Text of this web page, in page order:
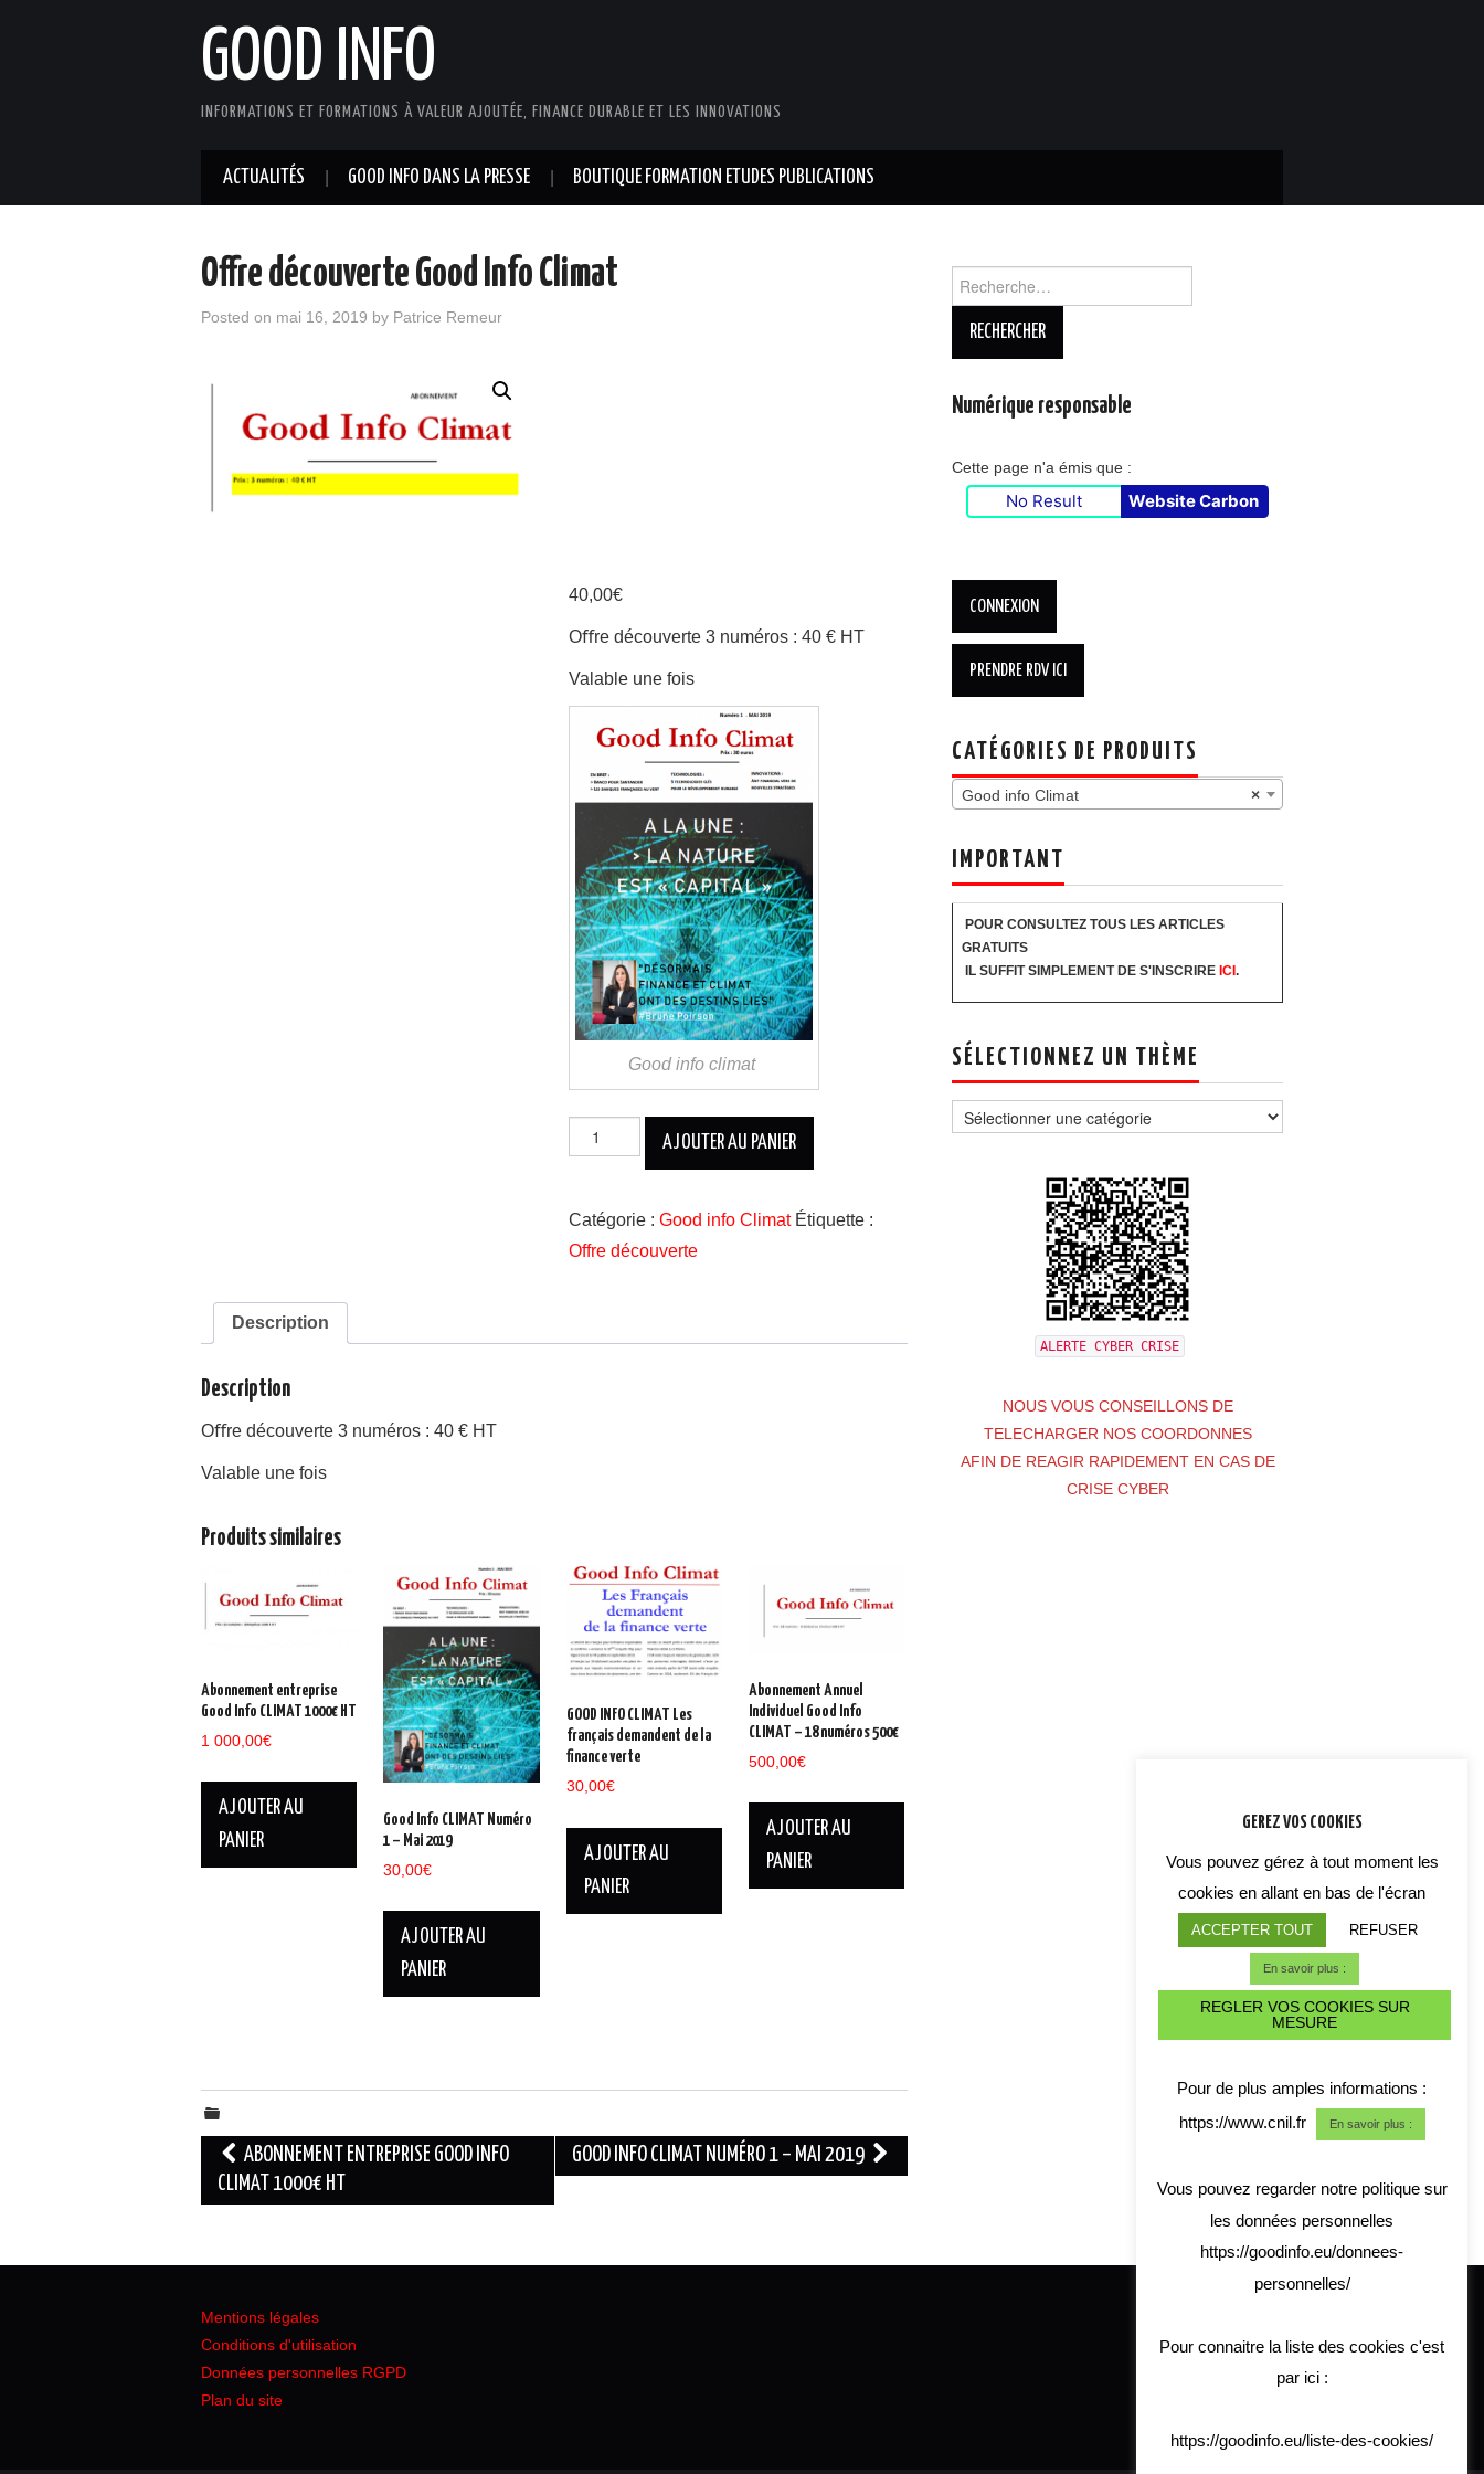
GOOD INFO
INFORMATIONS ET FORMATIONS À VALEUR AJOUTÉE, FINANCE DURABLE ET LES INNOVATIONS
ACTUALITÉS GOOD INFO DANS LA PRESSE BOUTIQUE FORMATION ETUDES PUBLICATIONS
Offre découverte Good Info Climat
Posted on mai 16, 2019 by Patrice Remeur
40,00€
Oﬀre découverte 3 numéros : 40 € HT
Valable une fois
Good info climat
Good
Climat
AJOUTER AU PANIER
Catégorie : Good info Climat Étiquette :
Offre découverte
Description
Description
Oﬀre découverte 3 numéros : 40 € HT
Valable une fois
Produits similaires
Abonnement entreprise
Good Info CLIMAT 1000€ HT
1 000,00€
AJOUTER AU
PANIER
Good Info CLIMAT Numéro
1 – Mai 2019
30,00€
AJOUTER AU
PANIER
GOOD INFO CLIMAT Les
français demandent de la
finance verte
30,00€
AJOUTER AU
PANIER
Abonnement Annuel
Individuel Good Info
CLIMAT – 18 numéros 500€
500,00€
AJOUTER AU
PANIER
Navigation
des
ABONNEMENT ENTREPRISE GOOD INFO
CLIMAT 1000€ HT
GOOD INFO CLIMAT NUMÉRO 1 – MAI 2019
Numérique responsable
Cette page n'a émis que :
No Result Website Carbon
CATÉGORIES DE PRODUITS
×
Good info Climat
IMPORTANT
POUR CONSULTEZ TOUS LES ARTICLES
GRATUITS
IL SUFFIT SIMPLEMENT DE S'INSCRIRE ICI .
SÉLECTIONNEZ UN THÈME
un
thème
ALERTE CYBER CRISE
NOUS VOUS CONSEILLONS DE
TELECHARGER NOS COORDONNES
AFIN DE REAGIR RAPIDEMENT EN CAS DE
CRISE CYBER
Mentions légales
Conditions d'utilisation
Données personnelles RGPD
Plan du site
GEREZ VOS COOKIES
Vous pouvez gérez à tout moment les
cookies en allant en bas de l'écran
ACCEPTER TOUT REFUSER
En savoir plus :
REGLER VOS COOKIES SUR
MESURE
Pour de plus amples informations :
https://www.cnil.fr
En savoir plus :
Vous pouvez regarder notre politique sur
les données personnelles
https://goodinfo.eu/donnees-
personnelles/
Pour connaitre la liste des cookies c'est
par ici :
https://goodinfo.eu/liste-des-cookies/